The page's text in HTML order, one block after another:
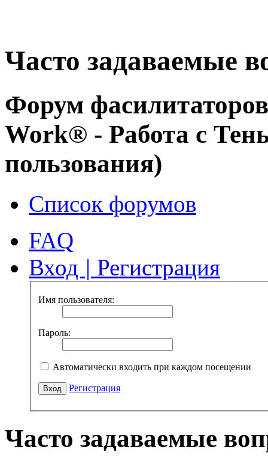
Часто задаваемые
Форум
Work® - Работа с
пользования)
Список форумов
FAQ
Вход | Регистрация
Имя пользователя:
Пароль:
Автоматически входить при каждом посещении
Регистрация
Часто задаваемые